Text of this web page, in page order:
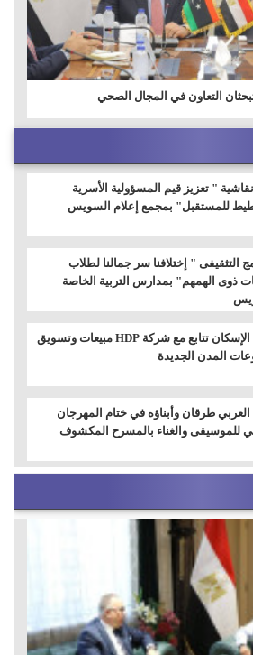
التعاون في المجال الصحي
" تعزيز قيم المسؤولية الأسرية
للمستقبل" بمجمع إعلام السويس
التثقيفى " إختلافنا سر جمالنا لطلاب
ذوى الهمهم" بمدارس التربية الخاصة
وزيرة الإسكان تتابع مع شركة HDP مبيعات وتسويق
المدن الجديدة
طرقان وأبناؤه في ختام المهرجان
للموسيقى والغناء بالمسرح المكشوف